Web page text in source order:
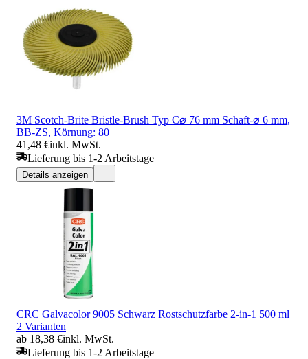
3M Scotch-Brite Bristle-Brush Typ C⌀ 76 mm Schaft-⌀ 6 mm,
BB-ZS, Körnung: 80
41,48 €inkl. MwSt.
Lieferung bis 1-2 Arbeitstage
Details anzeigen
CRC Galvacolor 9005 Schwarz Rostschutzfarbe 2-in-1 500 ml
2 Varianten
ab 18,38 €inkl. MwSt.
Lieferung bis 1-2 Arbeitstage